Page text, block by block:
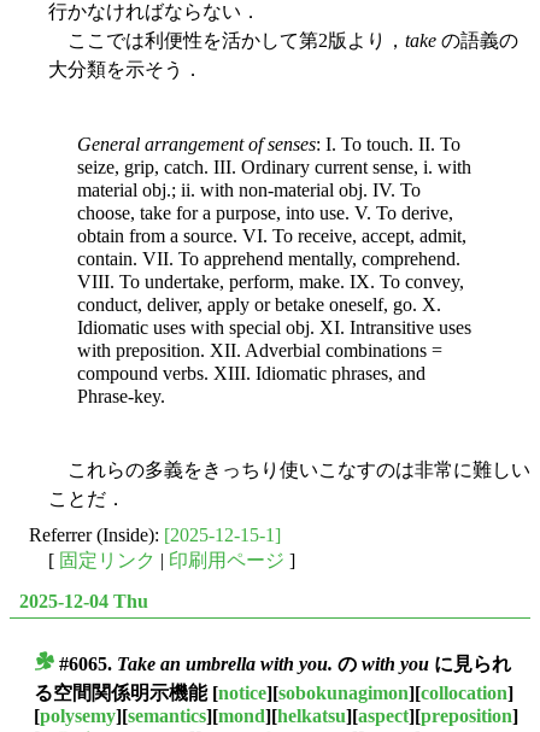
行かなければならない．
ここでは利便性を活かして第2版より， take の語義の
大分類を示そう．
General arrangement of senses: I. To touch. II. To
seize, grip, catch. III. Ordinary current sense, i. with
material obj.; ii. with non-material obj. IV. To
choose, take for a purpose, into use. V. To derive,
obtain from a source. VI. To receive, accept, admit,
contain. VII. To apprehend mentally, comprehend.
VIII. To undertake, perform, make. IX. To convey,
conduct, deliver, apply or betake oneself, go. X.
Idiomatic uses with special obj. XI. Intransitive uses
with preposition. XII. Adverbial combinations =
compound verbs. XIII. Idiomatic phrases, and
Phrase-key.
これらの多義をきっちり使いこなすのは非常に難しい
ことだ．
Referrer (Inside): [2025-12-15-1]
[ 固定リンク | 印刷用ページ ]
2025-12-04 Thu
#6065. Take an umbrella with you. の with you に見られ
る空間関係明示機能[notice][sobokunagimon][collocation]
[polysemy][semantics][mond][helkatsu][aspect][preposition]